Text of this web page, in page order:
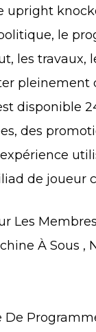
le
les
pleinement
disponible
des
de joueur
Les
À Sous